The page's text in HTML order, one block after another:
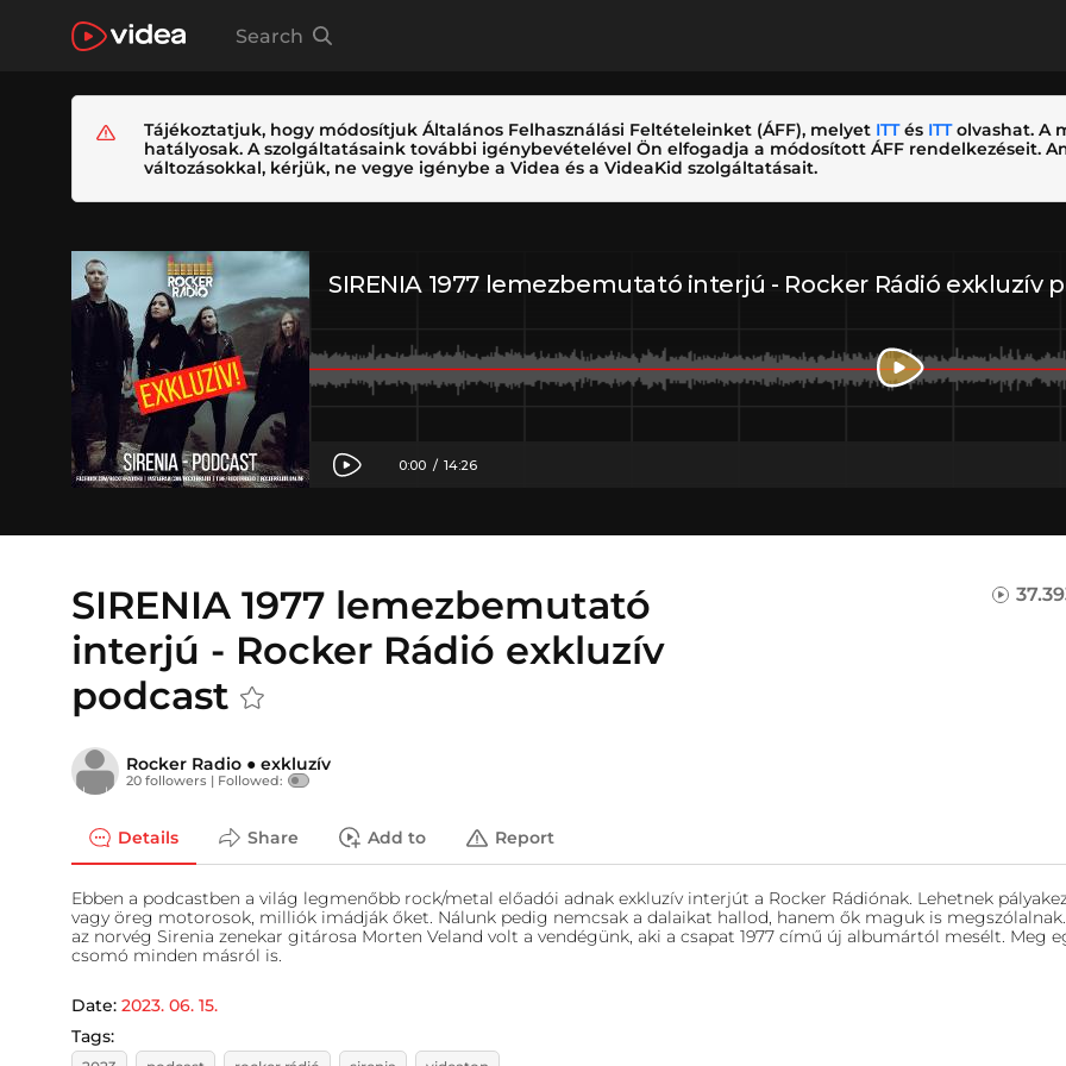
Search
Tájékoztatjuk, hogy módosítjuk Általános Felhasználási Feltételeinket (ÁFF), melyet ITTés ITTolvashat. A
hatályosak. A szolgáltatásaink további igénybevételével Ön elfogadja a módosított ÁFF rendelkezéseit.
változásokkal, kérjük, ne vegye igénybe a Videa és a VideaKid szolgáltatásait.
SIRENIA 1977 lemezbemutató
interjú - Rocker Rádió exkluzív
podcast
Rocker Radio ● exkluzív
20 followers | Followed:
Details Share Add to Report
Ebben a podcastben a világ legmenőbb rock/metal előadói adnak exkluzív interjút a Rocker Rádiónak. Lehetnek
vagy öreg motorosok, milliók imádják őket. Nálunk pedig nemcsak a dalaikat hallod, hanem ők maguk is
az norvég Sirenia zenekar gitárosa Morten Veland volt a vendégünk, aki a csapat 1977 című új albumártól mesélt. Meg
csomó minden másról is.
Date: 2023. 06. 15.
Tags: